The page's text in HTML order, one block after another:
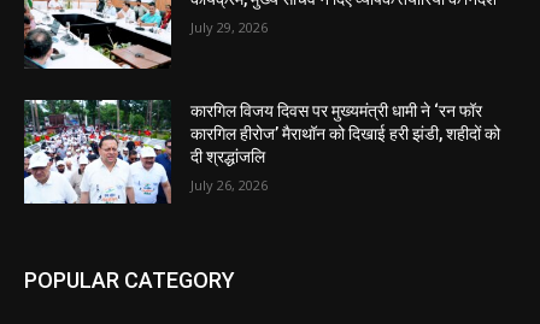
July 29, 2026
कारगिल विजय दिवस पर मुख्यमंत्री धामी ने ‘रन फॉर
कारगिल हीरोज’ मैराथॉन को दिखाई हरी झंडी, शहीदों को
दी श्रद्धांजलि
July 26, 2026
POPULAR CATEGORY